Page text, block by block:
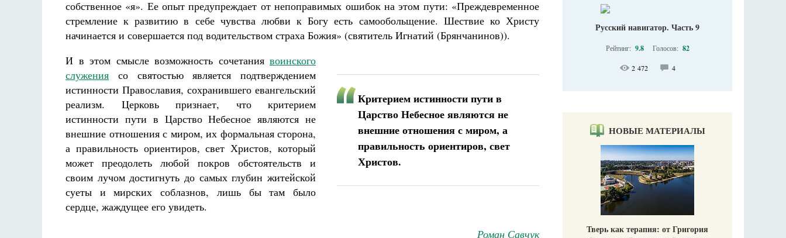
собственное «я». Ее опыт предупреждает от непоправимых ошибок на этом пути: «Преждевременное
стремление к развитию в себе чувства любви к Богу есть самообольщение. Шествие ко Христу
начинается и совершается под водительством страха Божия» (святитель Игнатий (Брянчанинов)).
Критерием истинности пути в
Царство Небесное являются не
внешние отношения с миром, а
правильность ориентиров, свет
Христов.
И в этом смысле возможность сочетания воинского
служения со святостью является подтверждением
истинности Православия, сохранившего евангельский
реализм. Церковь признает, что критерием
истинности пути в Царство Небесное являются не
внешние отношения с миром, их формальная сторона,
а правильность ориентиров, свет Христов, который
может преодолеть любой покров обстоятельств и
своим лучом достигнуть до самых глубин житейской
суеты и мирских соблазнов, лишь бы там было
сердце, жаждущее его увидеть.
Роман Савчук
Русский навигатор. Часть 9
Рейтинг: 9.8 Голосов: 82
2 472 4
НОВЫЕ МАТЕРИАЛЫ
Тверь как терапия: от Григория